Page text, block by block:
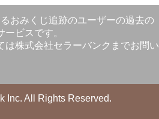
おみくじ追跡のユーザーの過去の
ビスです。
は株式会社セラーバンクまでお問い
Inc. All Rights Reserved.